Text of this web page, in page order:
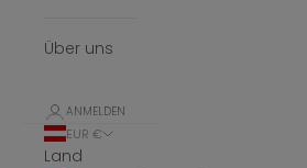
Über uns
ANMELDEN
EUR €
Land